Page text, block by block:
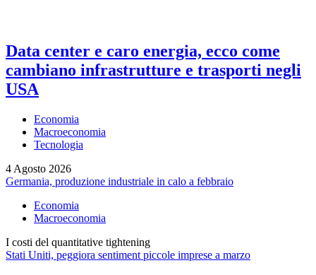
Data center e caro energia, ecco come
cambiano infrastrutture e trasporti negli
USA
Economia
Macroeconomia
Tecnologia
4 Agosto 2026
Germania, produzione industriale in calo a febbraio
Economia
Macroeconomia
I costi del quantitative tightening
Stati Uniti, peggiora sentiment piccole imprese a marzo